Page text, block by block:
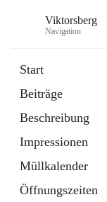
Viktorsberg
Navigation
Start
Beiträge
Beschreibung
Impressionen
Müllkalender
Öffnungszeiten
1 Schnellzugriff
Bürgerservice
10 Schnellzugriffe